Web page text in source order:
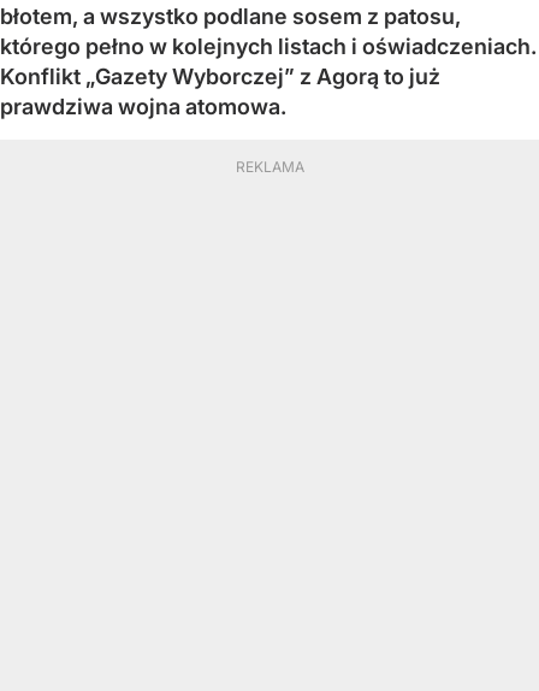
błotem, a wszystko podlane sosem z patosu,
którego pełno w kolejnych listach i oświadczeniach.
Konflikt „Gazety Wyborczej” z Agorą to już
prawdziwa wojna atomowa.